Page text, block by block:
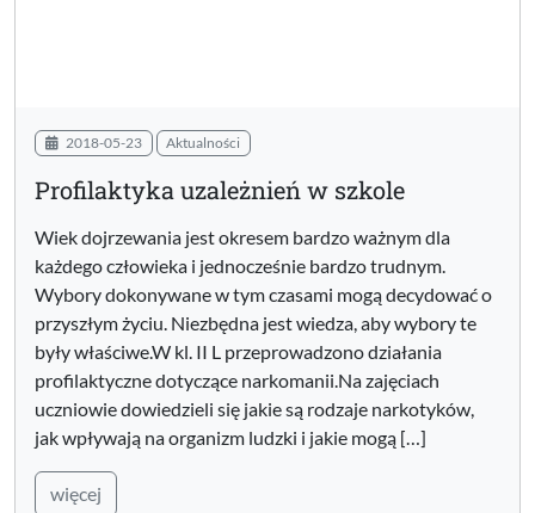
2018-05-23 Aktualności
Profilaktyka uzależnień w szkole
Wiek dojrzewania jest okresem bardzo ważnym dla
każdego człowieka i jednocześnie bardzo trudnym.
Wybory dokonywane w tym czasami mogą decydować o
przyszłym życiu. Niezbędna jest wiedza, aby wybory te
były właściwe.W kl. II L przeprowadzono działania
profilaktyczne dotyczące narkomanii.Na zajęciach
uczniowie dowiedzieli się jakie są rodzaje narkotyków,
jak wpływają na organizm ludzki i jakie mogą […]
więcej